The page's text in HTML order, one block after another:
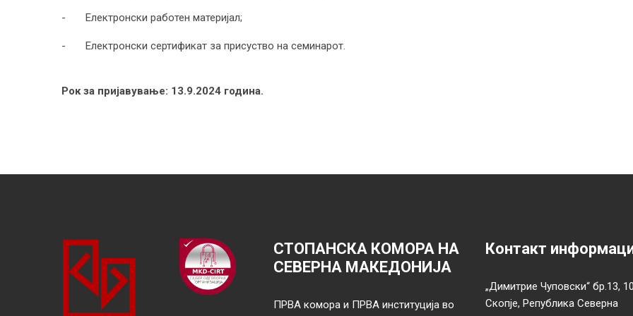
- Електронски работен материјал;
- Електронски сертификат за присуство на семинарот.
Рок за пријавување: 13.9.2024 година.
СТОПАНСКА КОМОРА НА
СЕВЕРНА МАКЕДОНИЈА
ПРВА комора и ПРВА институција во
Контакт
„Димитрие Чуповски“ бр.13,
Скопје, Република Северна